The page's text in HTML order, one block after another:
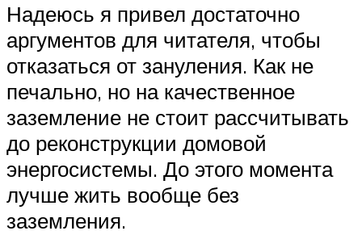
Надеюсь я привел достаточно
аргументов для читателя, чтобы
отказаться от зануления. Как не
печально, но на качественное
заземление не стоит рассчитывать
до реконструкции домовой
энергосистемы. До этого момента
лучше жить вообще без
заземления.